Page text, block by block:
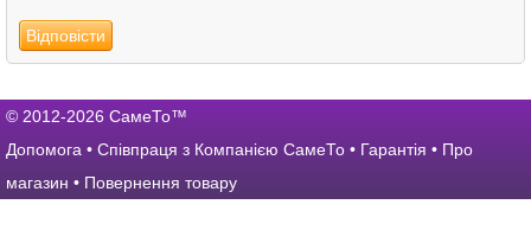
Відповісти
© 2012-2026 СамеТо™
Допомога • Співпраця з Компанією СамеТо • Гарантія • Про
магазин • Повернення товару